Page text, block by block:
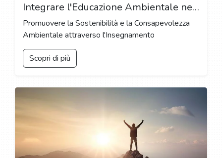
Integrare l'Educazione Ambientale nel Curriculum Scolastico: Una Guida Completa
Promuovere la Sostenibilità e la Consapevolezza
Ambientale attraverso l'Insegnamento
Scopri di più